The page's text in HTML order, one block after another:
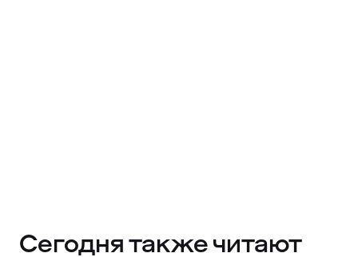
Сегодня также читают